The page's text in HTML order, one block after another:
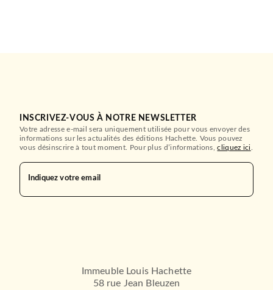
INSCRIVEZ-VOUS À NOTRE NEWSLETTER
Votre adresse e-mail sera uniquement utilisée pour vous envoyer des
informations sur les actualités des éditions Hachette. Vous pouvez
vous désinscrire à tout moment. Pour plus d’informations,cliquez ici
Indiquez votre email
Immeuble Louis Hachette
58 rue Jean Bleuzen